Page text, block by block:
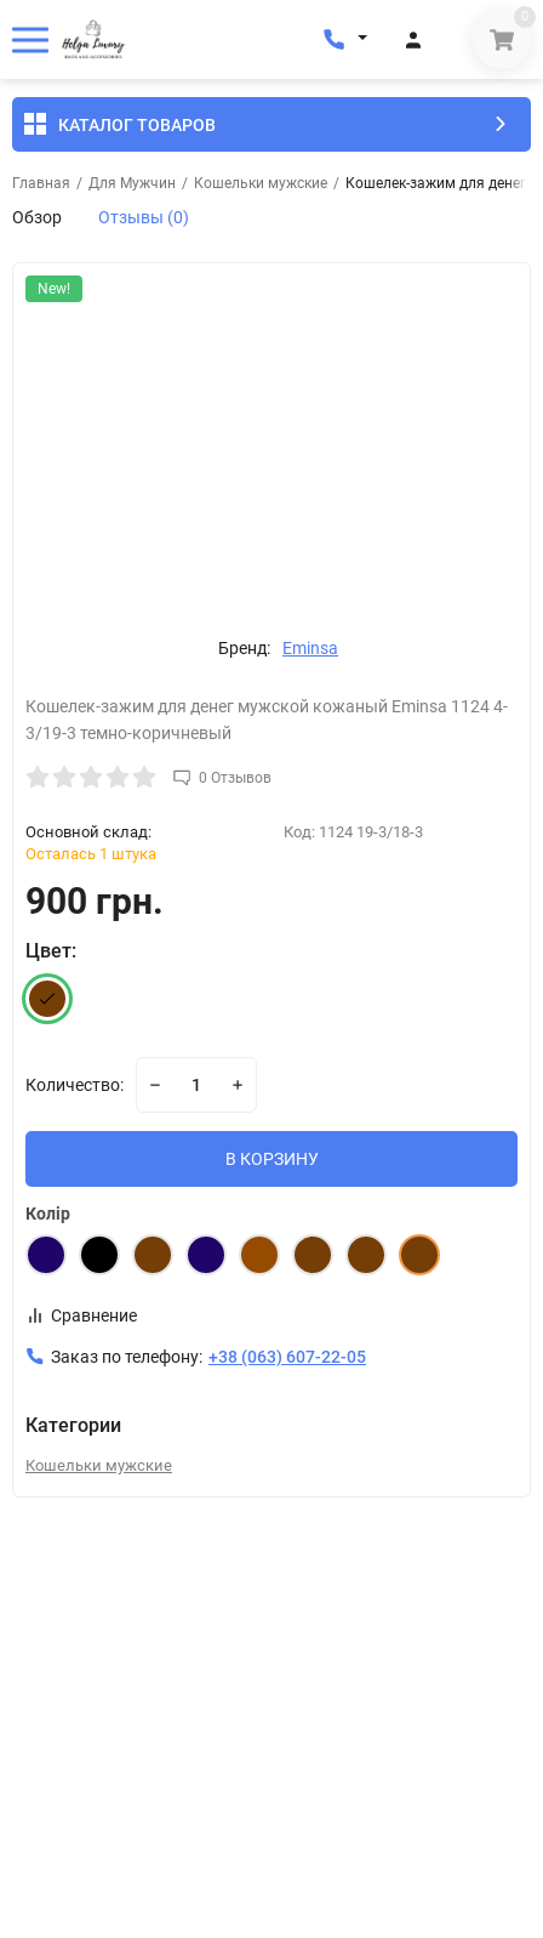
0
КАТАЛОГ ТОВАРОВ
Главная / Для Мужчин / Кошельки мужские / Кошелек-зажим для денег
Обзор Отзывы (0)
New!
Бренд: Eminsa
Кошелек-зажим для денег мужской кожаный Eminsa 1124 4-
3/19-3 темно-коричневый
0 Отзывов
Основной склад:
Осталась 1 штука
Код: 1124 19-3/18-3
900 грн.
Цвет:
Количество:
В КОРЗИНУ
Колір
Сравнение
Заказ по телефону: +38 (063) 607-22-05
Категории
Кошельки мужские